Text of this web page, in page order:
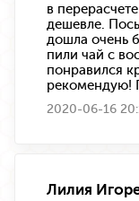
в
дешевле.
дошла очень
пили чай с
понравился
рекомендую!
2020-06-16
Лилия